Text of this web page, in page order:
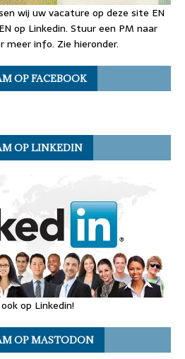
wij uw vacature op deze site EN
op Linkedin. Stuur een PM naar
meer info. Zie hieronder.
OP FACEBOOK
OP LINKEDIN
op Linkedin!
OP MASTODON